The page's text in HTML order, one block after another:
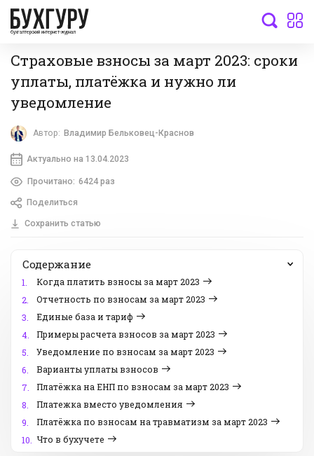
бухгалтерский интернет-журнал
Страховые взносы за март 2023: сроки
уплаты, платёжка и нужно ли
уведомление
Автор: Владимир Бельковец-Краснов
Актуально на 13.04.2023
Прочитано: 6424 раз
Поделиться
Сохранить статью
Содержание
1.
Когда платить взносы за март 2023
2.
Отчетность по взносам за март 2023
3.
Единые база и тариф
4.
Примеры расчета взносов за март 2023
5.
Уведомление по взносам за март 2023
6.
Варианты уплаты взносов
7.
Платёжка на ЕНП по взносам за март 2023
8.
Платежка вместо уведомления
9.
Платёжка по взносам на травматизм за март 2023
10. Что в бухучете